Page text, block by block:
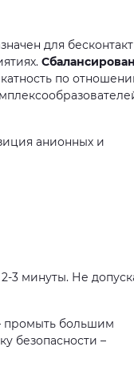
для
по
анионных и
3 минуты. Не
промыть большим
безопасности –